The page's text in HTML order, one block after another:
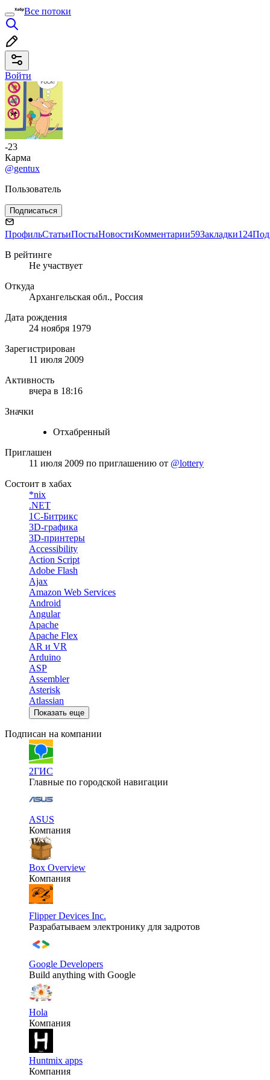
Все потоки
Войти
-23
Карма
@gentux
Пользователь
Подписаться
ПрофильСтатьиПостыНовостиКомментарии59Закладки124
В рейтинге
Не участвует
Откуда
Архангельская обл., Россия
Дата рождения
24 ноября 1979
Зарегистрирован
11 июля 2009
Активность
вчера в 18:16
Значки
Отхабренный
Приглашен
11 июля 2009 по приглашению от @lottery
Состоит в хабах
*nix
.NET
1С-Битрикс
3D-графика
3D-принтеры
Accessibility
Action Script
Adobe Flash
Ajax
Amazon Web Services
Android
Angular
Apache
Apache Flex
AR и VR
Arduino
ASP
Assembler
Asterisk
Atlassian
Показать еще
Подписан на компании
2ГИС
Главные по городской навигации
ASUS
Компания
Box Overview
Компания
Flipper Devices Inc.
Разрабатываем электронику для задротов
Google Developers
Build anything with Google
Hola
Компания
Huntmix apps
Компания